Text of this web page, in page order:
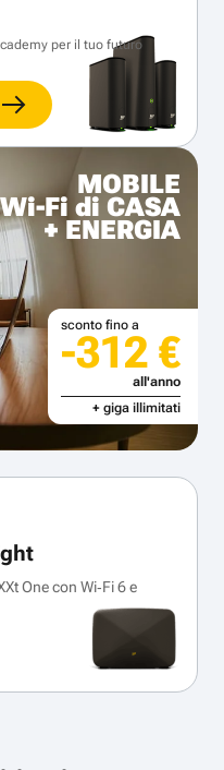
per il tuo futuro
MOBILE
Fi di CASA
+ ENERGIA
sconto fino a
-312 €
all'anno
+ giga illimitati
One con Wi‑Fi 6 e